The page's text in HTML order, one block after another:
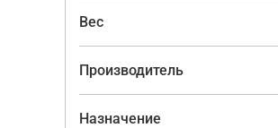
Вес
Производитель
Назначение